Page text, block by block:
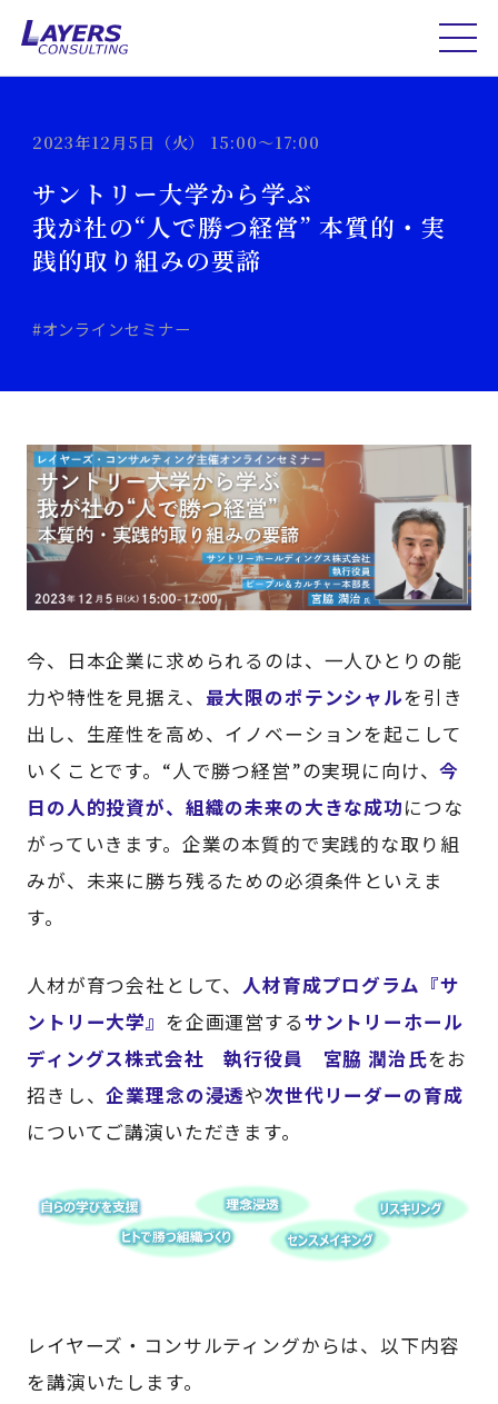
2023年12月5日（火） 15:00～17:00
サントリー大学から学ぶ
我が社の“人で勝つ経営” 本質的・実
践的取り組みの要諦
#オンラインセミナー
今、日本企業に求められるのは、一人ひとりの能
力や特性を見据え、 最大限のポテンシャルを引き
出し、生産性を高め、イノベーションを起こして
いくことです。“人で勝つ経営”の実現に向け、今
日の人的投資が、組織の未来の大きな成功につな
がっていきます。企業の本質的で実践的な取り組
みが、未来に勝ち残るための必須条件といえま
す。
人材が育つ会社として、人材育成プログラム『サ
ントリー大学』 を企画運営するサントリーホール
ディングス株式会社 執行役員 宮脇 潤治氏をお
招きし、企業理念の浸透や次世代リーダーの育成
についてご講演いただきます。
レイヤーズ・コンサルティングからは、以下内容
を講演いたします。